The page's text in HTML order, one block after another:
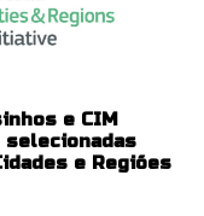
e CIM
selecionadas
e Regiões